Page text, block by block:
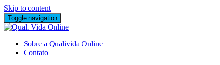
Skip to content
Toggle navigation
Sobre a Qualivida Online
Contato